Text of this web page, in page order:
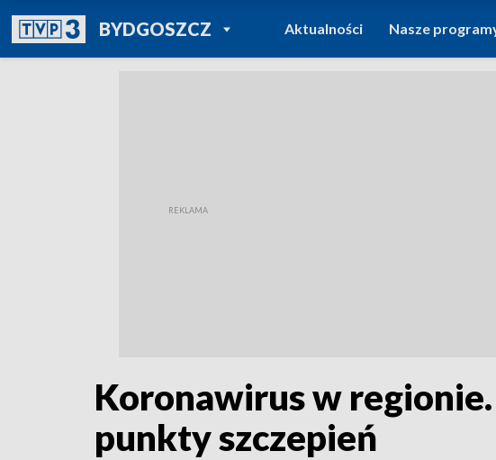
BYDGOSZCZPOWRÓT DO
TVP REGIONY
Aktualności Nasze
Koronawirus w
punkty szczepień